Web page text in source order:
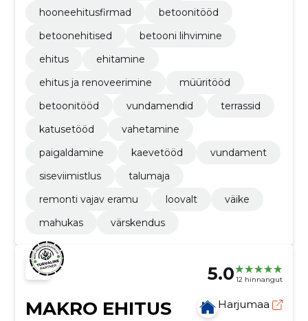
hooneehitusfirmad
betoonitööd
betoonehitised
betooni lihvimine
ehitus
ehitamine
ehitus ja renoveerimine
müüritööd
betoonitööd
vundamendid
terrassid
katusetööd
vahetamine
paigaldamine
kaevetööd
vundament
siseviimistlus
talumaja
remonti vajav eramu
loovalt
väike
mahukas
värskendus
5.0 12 hinnangut
MAKRO EHITUS
Harjumaa